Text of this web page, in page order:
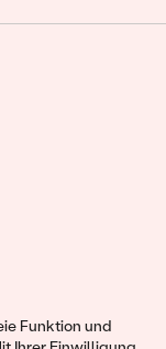
Funktion und
und